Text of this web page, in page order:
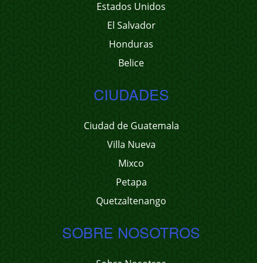
Estados Unidos
El Salvador
Honduras
Belice
CIUDADES
Ciudad de Guatemala
Villa Nueva
Mixco
Petapa
Quetzaltenango
SOBRE NOSOTROS